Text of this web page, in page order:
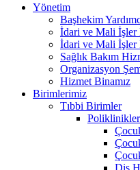
Yönetim
Başhekim
İdari ve Mali İşler
İdari ve Mali İşler
Sağlık Bakım
Organizasyon
Hizmet Binamız
Birimlerimiz
Tıbbi Birimler
Poliklinikler
Diş